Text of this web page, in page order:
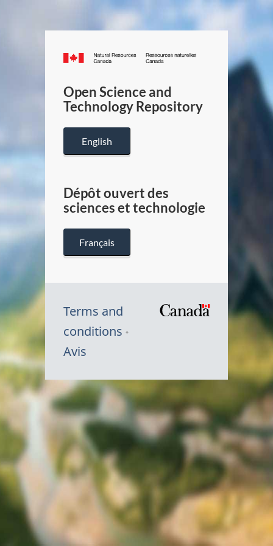
Canada.ca
/
Canada
Open Science and
Technology Repository
English
Dépôt ouvert des
sciences et technologie
Français
Terms and
conditions
Avis
Canada